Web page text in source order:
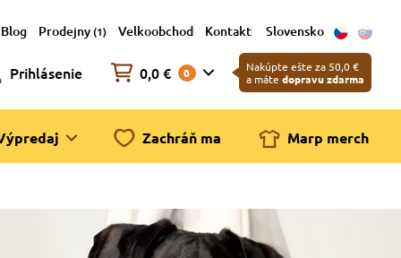
Blog Prodejny (1) Velkoobchod Kontakt Slovensko
Prihlásenie 0,0 € 0
Nakúpte ešte za 50,0 €
a máte dopravu zdarma
Zachráň ma Marp merch